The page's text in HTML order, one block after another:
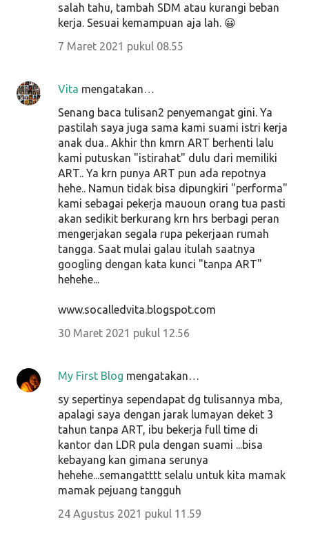
salah tahu, tambah SDM atau kurangi beban
kerja. Sesuai kemampuan aja lah. 😀
7 Maret 2021 pukul 08.55
Vita mengatakan…
Senang baca tulisan2 penyemangat gini. Ya
pastilah saya juga sama kami suami istri kerja
anak dua.. Akhir thn kmrn ART berhenti lalu
kami putuskan "istirahat" dulu dari memiliki
ART.. Ya krn punya ART pun ada repotnya
hehe.. Namun tidak bisa dipungkiri "performa"
kami sebagai pekerja mauoun orang tua pasti
akan sedikit berkurang krn hrs berbagi peran
mengerjakan segala rupa pekerjaan rumah
tangga. Saat mulai galau itulah saatnya
googling dengan kata kunci "tanpa ART"
hehehe...
www.socalledvita.blogspot.com
30 Maret 2021 pukul 12.56
My First Blog mengatakan…
sy sepertinya sependapat dg tulisannya mba,
apalagi saya dengan jarak lumayan deket 3
tahun tanpa ART, ibu bekerja full time di
kantor dan LDR pula dengan suami ...bisa
kebayang kan gimana serunya
hehehe...semangatttt selalu untuk kita mamak
mamak pejuang tangguh
24 Agustus 2021 pukul 11.59